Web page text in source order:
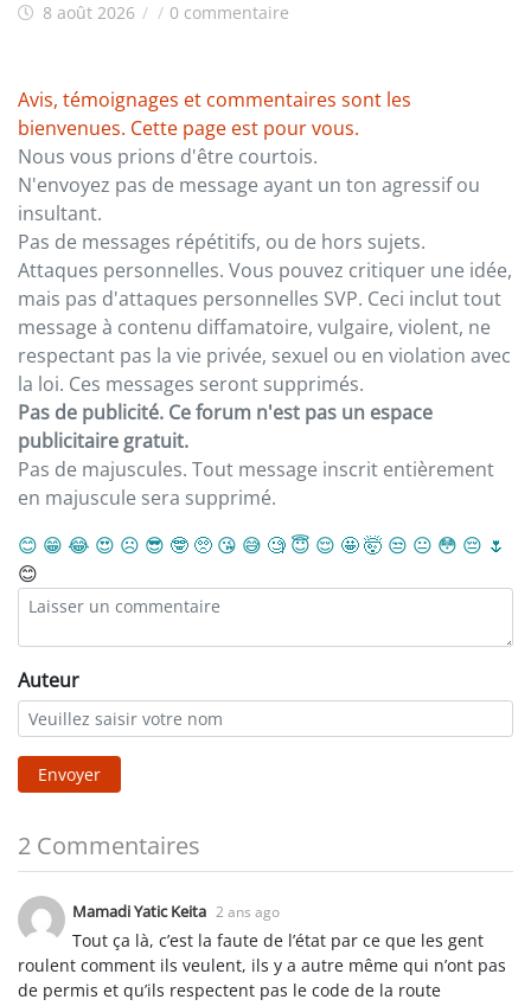
8 août 2026 / / 0 commentaire
Avis, témoignages et commentaires sont les
bienvenues. Cette page est pour vous.
Nous vous prions d'être courtois.
N'envoyez pas de message ayant un ton agressif ou
insultant.
Pas de messages répétitifs, ou de hors sujets.
Attaques personnelles. Vous pouvez critiquer une idée,
mais pas d'attaques personnelles SVP. Ceci inclut tout
message à contenu diffamatoire, vulgaire, violent, ne
respectant pas la vie privée, sexuel ou en violation avec
la loi. Ces messages seront supprimés.
Pas de publicité. Ce forum n'est pas un espace
publicitaire gratuit.
Pas de majuscules. Tout message inscrit entièrement
en majuscule sera supprimé.
😊 😁 😂 😍 ☹️ 😎 🤓 🥺 😘 😅 🧐 😇 😌 🤩🤯 😒 😐 😳 😔 🌷
😊
Auteur
Envoyer
2 Commentaires
Mamadi Yatic Keita 2 ans ago
Tout ça là, c’est la faute de l’état par ce que les gent
roulent comment ils veulent, ils y a autre même qui n’ont pas
de permis et qu’ils respectent pas le code de la route